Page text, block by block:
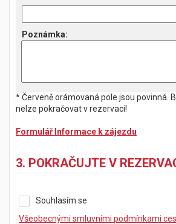
Poznámka:
* Červeně orámovaná pole jsou povinná.
nelze pokračovat v rezervaci!
Formulář Informace k zájezdu
3. POKRAČUJTE V
Souhlasím se
Všeobecnými smluvními podmínkami